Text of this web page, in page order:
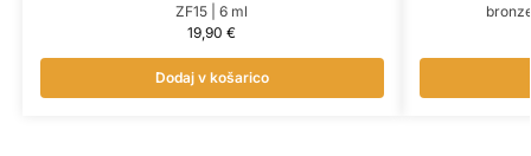
ZF15 | 6 ml
19,90€
Dodaj v košarico